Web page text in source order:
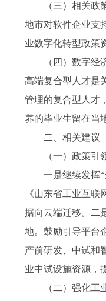
（三）相关
地市对软件企业支
业数字化转型政策
（四）数字
高端复合型人才是
管理的复合型人才
养的毕业生留在当
二、相关建议
（一）政策
一是继续发挥
《山东省工业互
据向云端迁移。二
地。鼓励引导平台
产前研发、中试和
业中试设施资源，
（二）强化